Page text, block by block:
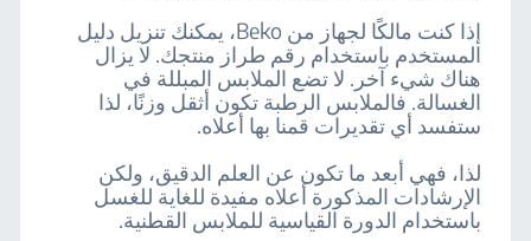
إذا كنت مالكًا لجهاز من Beko، يمكنك تنزيل دليل
المستخدم باستخدام رقم طراز منتجك. لا يزال
هناك شيء آخر. لا تضع الملابس المبللة في
الغسالة. فالملابس الرطبة تكون أثقل وزنًا، لذا
ستفسد أي تقديرات قمنا بها أعلاه.
لذا، فهي أبعد ما تكون عن العلم الدقيق، ولكن
الإرشادات المذكورة أعلاه مفيدة للغاية للغسل
باستخدام الدورة القياسية للملابس القطنية.